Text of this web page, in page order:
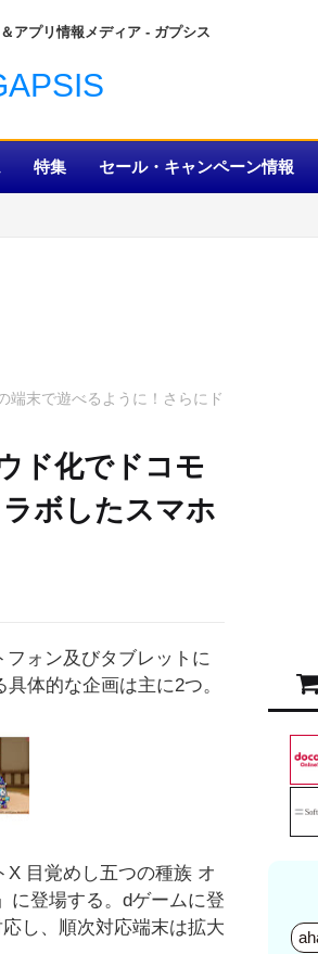
アプリ情報メディア
特集 セール・キャンペーン情報
端末で遊べるように！さらにド
ド化でドコモ
ボしたスマホ
ォン及びタブレットに
体的な企画は主に2つ。
目覚めし五つの種族 オ
に登場する。dゲームに登
し、順次対応端末は拡大